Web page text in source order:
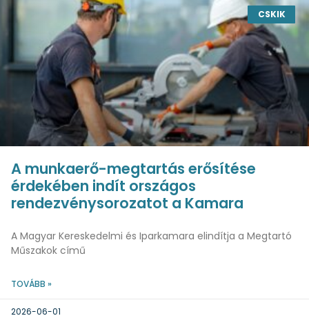
CSKIK
A munkaerő-megtartás erősítése
érdekében indít országos
rendezvénysorozatot a Kamara
A Magyar Kereskedelmi és Iparkamara elindítja a Megtartó
Műszakok című
TOVÁBB »
2026-06-01